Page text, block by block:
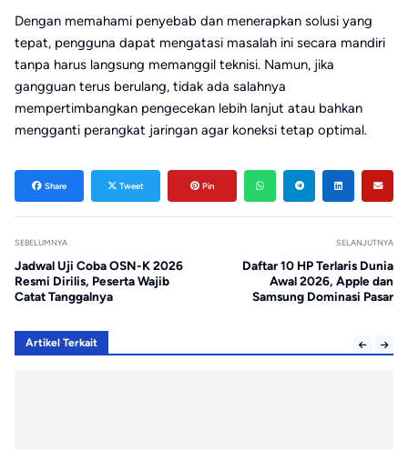
Dengan memahami penyebab dan menerapkan solusi yang
tepat, pengguna dapat mengatasi masalah ini secara mandiri
tanpa harus langsung memanggil teknisi. Namun, jika
gangguan terus berulang, tidak ada salahnya
mempertimbangkan pengecekan lebih lanjut atau bahkan
mengganti perangkat jaringan agar koneksi tetap optimal.
Share Tweet Pin
SEBELUMNYA
Jadwal Uji Coba OSN-K 2026
Resmi Dirilis, Peserta Wajib
Catat Tanggalnya
SELANJUTNYA
Daftar 10 HP Terlaris Dunia
Awal 2026, Apple dan
Samsung Dominasi Pasar
Artikel Terkait